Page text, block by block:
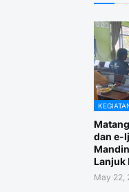
dan e-
Lanjuk I
May 22,